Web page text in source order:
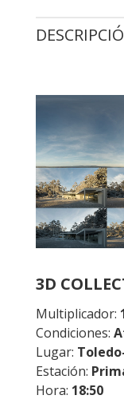
3D
Multiplicador:
Condiciones:
Lugar:
Estación:
Hora: 18:50